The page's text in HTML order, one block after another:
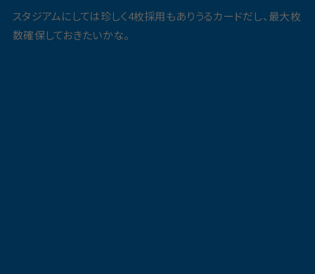
スタジアムにしては珍しく4枚採用もありうるカードだし、最大枚
数確保しておきたいかな。